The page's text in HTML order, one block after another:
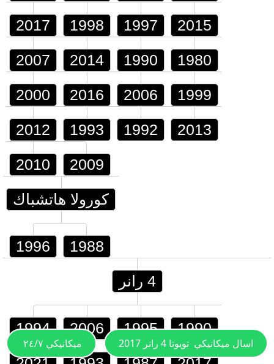
2017 1998 1997 2015
2007 2014 1990 1980
2000 2016 2006 1999
2012 1993 1992 2013
2010 2009
كورولا هاتشباك
1996 1988
4 رانر
1994 2006 1995 1990
اسال ميكانيكي تويوتا 4 رانر 2017 ميكانيكي ٢٤/٧